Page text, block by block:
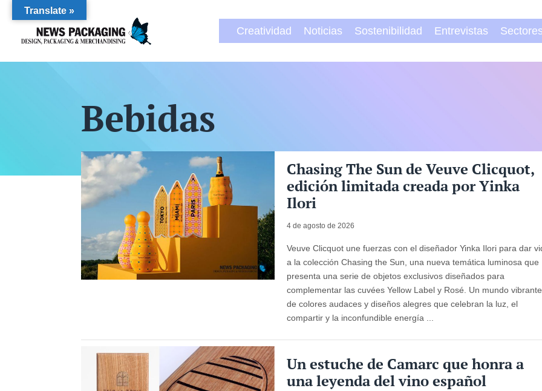
Creatividad Noticias Sostenibilidad Entrevistas
Bebidas
Chasing The Sun de Veuve Clicquot,
edición limitada creada por Yinka
Ilori
4 de agosto de 2026
Veuve Clicquot une fuerzas con el diseñador Yinka Ilori para dar
a la colección Chasing the Sun, una nueva temática luminosa que
presenta una serie de objetos exclusivos diseñados para
complementar las cuvées Yellow Label y Rosé. Un mundo vibrante
de colores audaces y diseños alegres que celebran la luz, el
compartir y la inconfundible energía ...
Un estuche de Camarc que honra a
una leyenda del vino español
Translate »